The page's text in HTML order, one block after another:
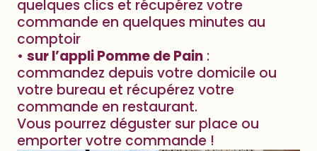
quelques clics et récupérez votre
commande en quelques minutes au
comptoir
• sur l’appli Pomme de Pain :
commandez depuis votre domicile ou
votre bureau et récupérez votre
commande en restaurant.
Vous pourrez déguster sur place ou
emporter votre commande !